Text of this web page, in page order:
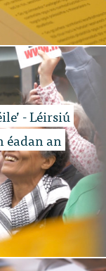
- Léirsiú
éadan an